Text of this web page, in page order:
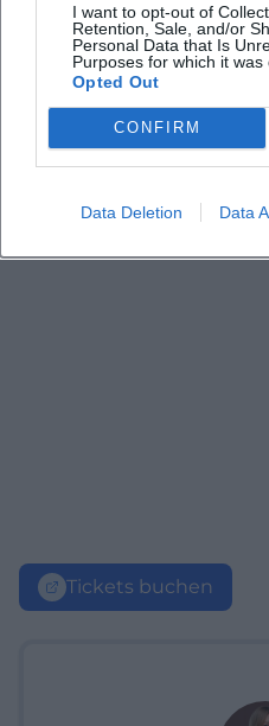
I want to opt-out of
Retention, Sale, and/or
Personal Data that Is
Purposes for which it was
Opted Out
CONFIRM
Data Deletion Data
Tickets buchen